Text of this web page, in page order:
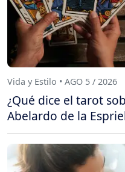
Vida y Estilo • AGO 5 / 2026
¿Qué dice el tarot
Abelardo de la